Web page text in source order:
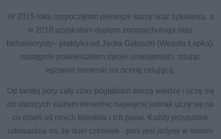
W 2015 roku rozpoczęłam pierwsze kursy oraz szkolenia, a
w 2018 uzyskałam dyplom zoopsychologa oraz
behawiorysty– praktyka od Jacka Gałuszki (Wesoła Łapka),
następnie potwierdziłam swoje umiejętności, zdając
egzamin trenerski na ocenę celującą.
Od tamtej pory cały czas pogłębiam swoją wiedzę i uczę się
od starszych stażem trenerów, najwięcej jednak uczę się na
co dzień od moich klientów i ich psów. Każdy przypadek
udowadnia mi, że duet człowiek - pies jest jedyny w swoim